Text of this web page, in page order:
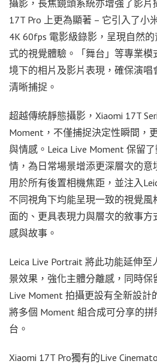
攝影，長焦鏡頭系統亦增強了影片
17T Pro 上更為顯著 – 它引入了小
4K 60fps 電影級錄影，呈現自然
式的視覺體驗。「舞台」等專業
境下的相片及影片表現，確保演唱
清晰捕捉。
超越傳統靜態攝影，Xiaomi 17T
Moment，不僅捕捉決定性瞬間，
與情感。Leica Live Moment 保留
情，為日常場景增添更深層次的
用於所有後置相機焦距，並注入
不同視角下均能呈現一致的視覺
面的、更具表現力與層次的敘事
感與故事。
Leica Live Portrait 將此功能延伸
景效果，強化主體分離感，同時保
Live Moment 拍攝更設有全新設計
將多個 Moment 組合成可分享的
台。
Xiaomi 17T Pro獨有的Live